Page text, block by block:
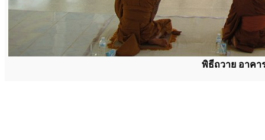
พิธีถวาย อาค